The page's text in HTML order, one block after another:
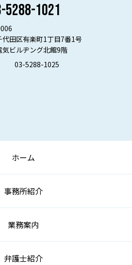
5288-1021
代田区有楽町1丁目7番1号
気ビルヂング北館9階
03-5288-1025
ホーム
事務所紹介
業務案内
弁護士紹介